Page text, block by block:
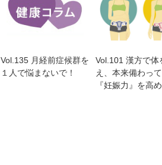
Vol.135 月経前症候群を
１人で悩まないで！
Vol.101 漢方で体
え、本来備わっ
『妊娠力』を高